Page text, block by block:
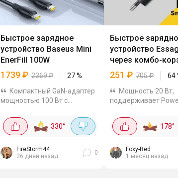
Быстрое зарядное
устройство Baseus Mini
EnerFill 100W
1739₽ 2369₽ 27%
Компактный GaN-адаптер
мощностью 100 Вт с
USB-C, поддерживает
современные протоколы
PPS), позволяя безопасно и
эффективно...
330°
FireStorm44
26 дней назад
0
Быстрое
устройство
через комбо-
251 ₽ 705₽ 64
Мощность 20 Вт,
поддерживает
Подойдёт для
большинства
заметно быстрее
адаптеров. Формат
178°
Foxy-Red
1 месяц назад